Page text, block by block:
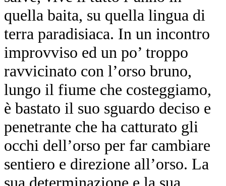
quella baita, su quella lingua di
terra paradisiaca. In un incontro
improvviso ed un po’ troppo
ravvicinato con l’orso bruno,
lungo il fiume che costeggiamo,
è bastato il suo sguardo deciso e
penetrante che ha catturato gli
occhi dell’orso per far cambiare
sentiero e direzione all’orso. La